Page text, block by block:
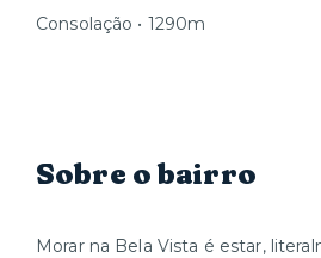
Consolação • 1290m
Sobre o bairro
Morar na Bela Vista é estar,